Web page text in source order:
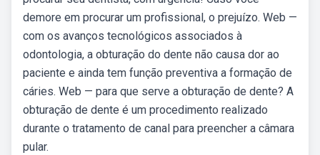
demore em procurar um profissional, o prejuízo. Web —
com os avanços tecnológicos associados à
odontologia, a obturação do dente não causa dor ao
paciente e ainda tem função preventiva a formação de
cáries. Web — para que serve a obturação de dente? A
obturação de dente é um procedimento realizado
durante o tratamento de canal para preencher a câmara
pular.